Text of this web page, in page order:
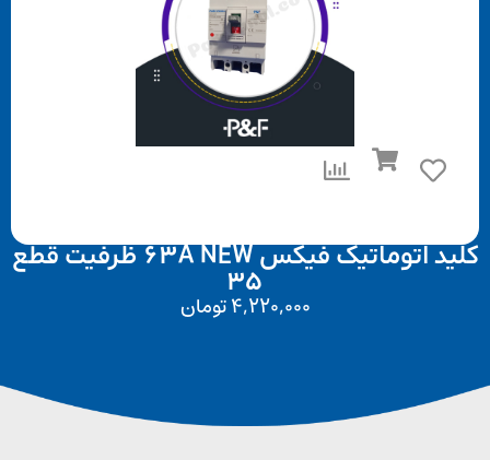
کلید اتوماتیک فیکس 63A NEW ظرفیت قطع
4,220,000تومان